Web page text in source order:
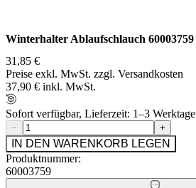
Winterhalter Ablaufschlauch 60003759
31,85 €
Preise exkl. MwSt. zzgl. Versandkosten
37,90 € inkl. MwSt.
Sofort verfügbar, Lieferzeit: 1–3 Werktage
− +
IN DEN WARENKORB LEGEN
Produktnummer:
60003759